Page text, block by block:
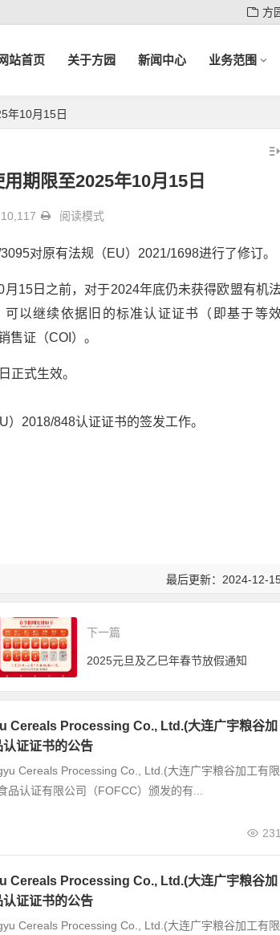
方
网站首页 关于方园 新闻中心 业务范围
年10月15日
期限至2025年10月15日
10,117 阅读模式
对原有法规（EU）2021/1698进行了修订。
15日之前，对于2024年底仍未获得欧盟有机法
以继续依据旧的标准认证证书（即基于等
售证（COI）。
正式生效。
2018/848认证证书的签发工作。
最后更新：2024-12-
下一篇
2025元旦及乙巳年春节放假通知
Cereals Processing Co., Ltd.(大连广宇粮谷加
证证书的公告
Cereals Processing Co., Ltd.(大连广宇粮谷加工有限
品认证有限公司（FOFCC）颁发的有...
231
Cereals Processing Co., Ltd.(大连广宇粮谷加
证证书的公告
Cereals Processing Co., Ltd.(大连广宇粮谷加工有限